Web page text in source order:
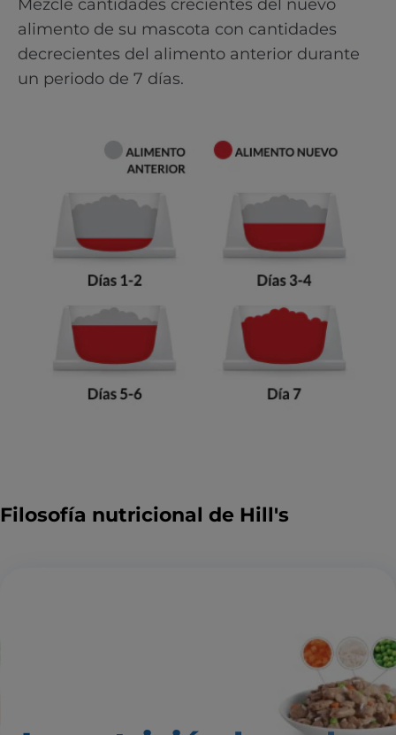
Mezcle cantidades crecientes del nuevo
alimento de su mascota con cantidades
decrecientes del alimento anterior durante
un periodo de 7 días.
Filosofía nutricional de Hill's